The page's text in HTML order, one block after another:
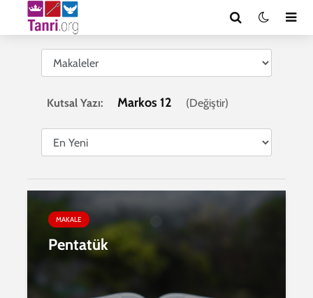
Kutsal Yazı: Markos 12 (Değiştir)
MAKALE
Pentatük